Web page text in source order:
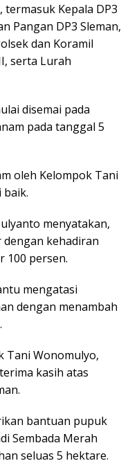
Kepala DP3
Pangan DP3 Sleman,
dan Koramil
serta Lurah
disemai pada
pada tanggal 5
oleh Kelompok Tani
baik.
menyatakan,
dengan kehadiran
100 persen.
mengatasi
dengan menambah
Tani Wonomulyo,
kasih atas
bantuan pupuk
Sembada Merah
seluas 5 hektare.